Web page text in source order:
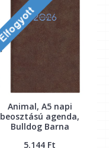
Animal, A5 napi
beosztású agenda,
Bulldog Barna
5.144 Ft